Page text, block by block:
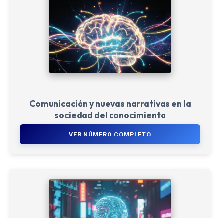
Comunicación y nuevas narrativas en la
sociedad del conocimiento
VER NÚMERO COMPLETO